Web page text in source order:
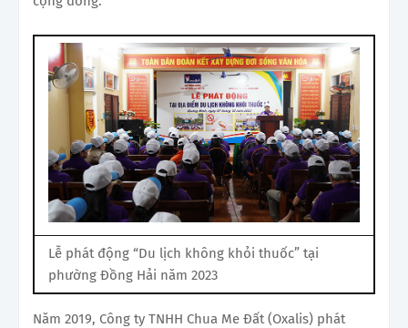
Lễ phát động “Du lịch không khỏi thuốc” tại
phường Đồng Hải năm 2023
Năm 2019, Công ty TNHH Chua Me Đất (Oxalis) phát